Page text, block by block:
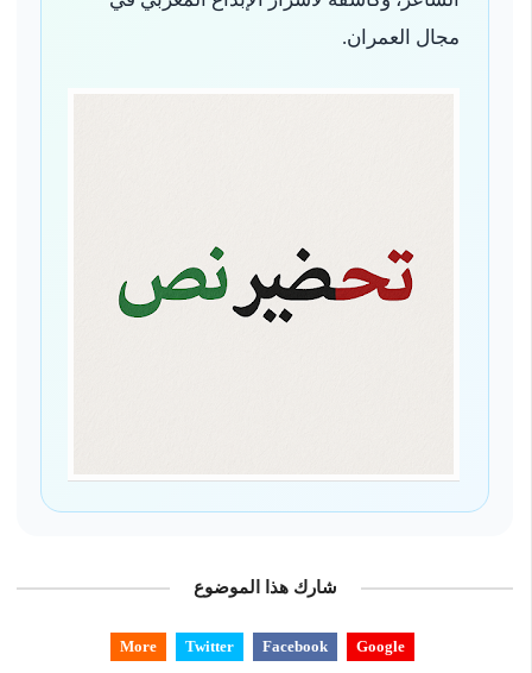
مجال العمران.
شارك هذا الموضوع
Google
Facebook
Twitter
More